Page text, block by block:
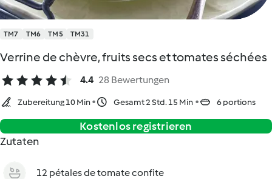
TM7 TM6 TM5 TM31
Verrine de chèvre, fruits secs et tomates séchées
4.4 28 Bewertungen
Zubereitung 10 Min Gesamt 2 Std. 15 Min 6 portions
Kostenlos registrieren
Zutaten
12 pétales de tomate confite